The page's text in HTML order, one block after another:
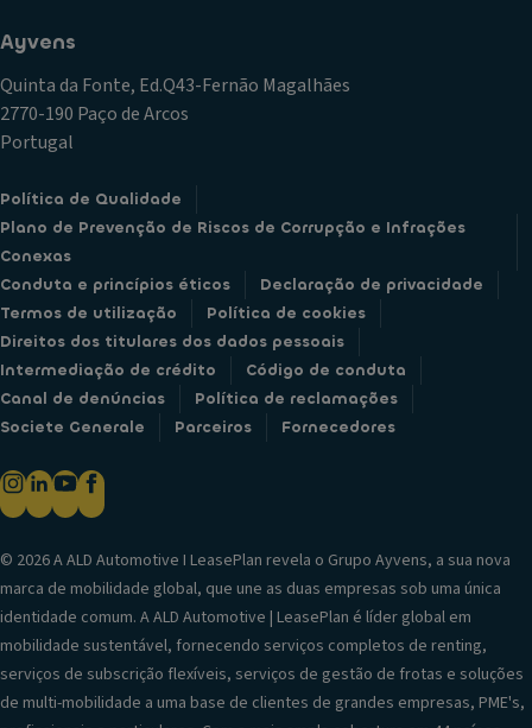
Ayvens
Quinta da Fonte, Ed.Q43-Fernão Magalhães
2770-190 Paço de Arcos
Portugal
Política de Qualidade
Plano de Prevenção de Riscos de Corrupção e Infrações
Conexas
Conduta e princípios éticos
Declaração de privacidade
Termos de utilização
Política de cookies
Direitos dos titulares dos dados pessoais
Intermediação de crédito
Código de conduta
Canal de denúncias
Política de reclamações
Societe Generale
Parceiros Fornecedores
© 2026 A ALD Automotive I LeasePlan revela o Grupo Ayvens, a sua nova
marca de mobilidade global, que une as duas empresas sob uma única
identidade comum. A ALD Automotive | LeasePlan é líder global em
mobilidade sustentável, fornecendo serviços completos de renting,
serviços de subscrição flexíveis, serviços de gestão de frotas e soluções
de multi-mobilidade a uma base de clientes de grandes empresas, PME's,